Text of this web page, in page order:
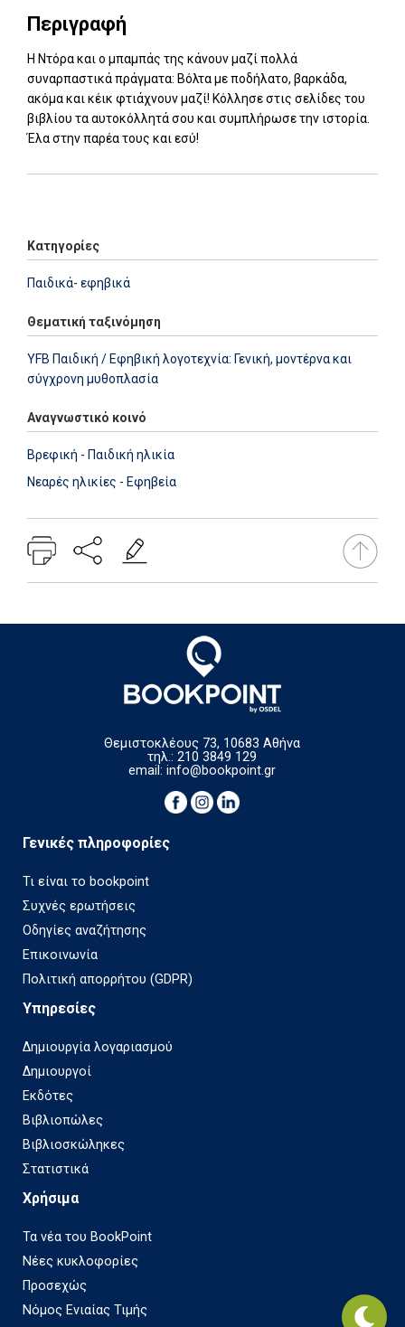
Περιγραφή
Η Ντόρα και ο μπαμπάς της κάνουν μαζί πολλά
συναρπαστικά πράγματα: Βόλτα με ποδήλατο, βαρκάδα,
ακόμα και κέικ φτιάχνουν μαζί! Κόλλησε στις σελίδες του
βιβλίου τα αυτοκόλλητά σου και συμπλήρωσε την ιστορία.
Έλα στην παρέα τους και εσύ!
Κατηγορίες
Παιδικά- εφηβικά
Θεματική ταξινόμηση
YFB Παιδική / Εφηβική λογοτεχνία: Γενική, μοντέρνα και
σύγχρονη μυθοπλασία
Αναγνωστικό κοινό
Βρεφική - Παιδική ηλικία
Νεαρές ηλικίες - Εφηβεία
Θεμιστοκλέους 73, 10683 Αθήνα
τηλ.: 210 3849 129
email:info@bookpoint.gr
Γενικές πληροφορίες
Τι είναι το bookpoint
Συχνές ερωτήσεις
Οδηγίες αναζήτησης
Επικοινωνία
Πολιτική απορρήτου (GDPR)
Υπηρεσίες
Δημιουργία λογαριασμού
Δημιουργοί
Εκδότες
Βιβλιοπώλες
Βιβλιοσκώληκες
Στατιστικά
Χρήσιμα
Τα νέα του BookPoint
Νέες κυκλοφορίες
Προσεχώς
Νόμος Ενιαίας Τιμής